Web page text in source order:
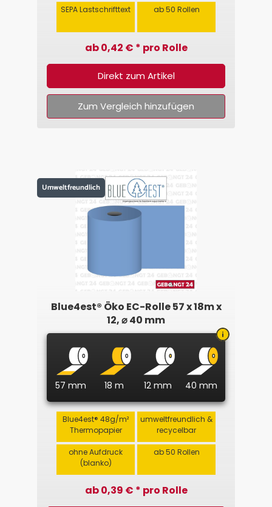
SEPA Lastschrifttext ab 50 Rollen
ab 0,42 € * pro Rolle
Direkt zum Artikel
Zum Vergleich hinzufügen
Umweltfreundlich
Blue4est® Öko EC-Rolle 57 x 18m x
12, ⌀ 40 mm
57 mm 18 m 12 mm 40 mm
Blue4est® 48g/m²
Thermopapier
umweltfreundlich &
recycelbar
ohne Aufdruck
(blanko)
ab 50 Rollen
ab 0,39 € * pro Rolle